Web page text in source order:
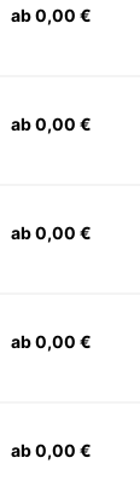
ab 0,00 €
ab 0,00 €
ab 0,00 €
ab 0,00 €
ab 0,00 €